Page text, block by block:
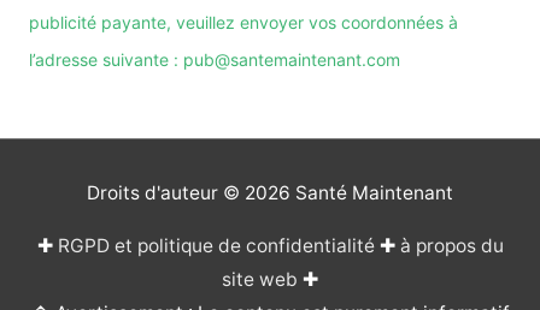
publicité payante, veuillez envoyer vos coordonnées à
l’adresse suivante : pub@santemaintenant.com
Droits d'auteur © 2026 Santé Maintenant
✚ RGPD et politique de confidentialité✚ à propos du
site web ✚